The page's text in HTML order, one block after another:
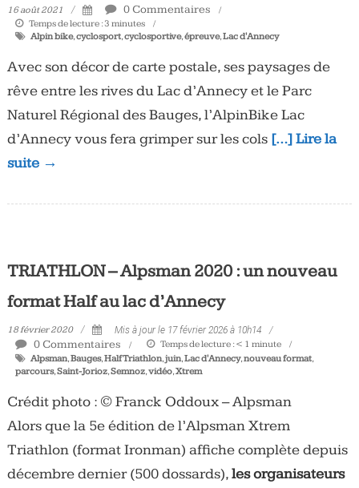
16 août 2021 0 Commentaires
Temps de lecture :3 minutes
Alpin bike,cyclosport,cyclosportive,épreuve,Lac d'Annecy
Avec son décor de carte postale, ses paysages de
rêve entre les rives du Lac d’Annecy et le Parc
Naturel Régional des Bauges, l’AlpinBike Lac
d’Annecy vous fera grimper sur les cols […] Lire la
suite →
TRIATHLON – Alpsman 2020 : un nouveau
format Half au lac d’Annecy
18 février 2020 Mis à jour le 17 février 2026 à 10h14
0 Commentaires Temps de lecture : < 1 minute
Alpsman,Bauges,Half Triathlon,juin,Lac d'Annecy,nouveau format,
parcours,Saint-Jorioz,Semnoz,vidéo,Xtrem
Crédit photo : © Franck Oddoux – Alpsman
Alors que la 5e édition de l’Alpsman Xtrem
Triathlon (format Ironman) affiche complète depuis
décembre dernier (500 dossards),les organisateurs